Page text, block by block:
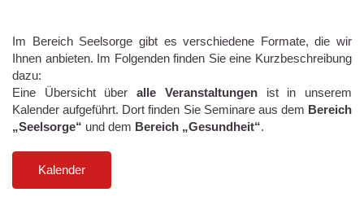
Im Bereich Seelsorge gibt es verschiedene Formate, die wir
Ihnen anbieten. Im Folgenden finden Sie eine Kurzbeschreibung
dazu:
Eine Übersicht überalle Veranstaltungenist in unserem
Kalender aufgeführt. Dort finden Sie Seminare aus dem Bereich
„Seelsorge“ und dem Bereich „Gesundheit“.
Kalender